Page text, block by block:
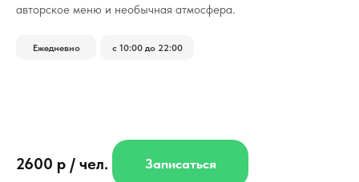
авторское меню и необычная атмосфера.
2600 р / чел.
Ежедневно с 10:00 до 22:00
Записаться